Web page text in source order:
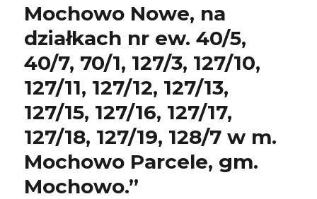
Mochowo Nowe, na
działkach nr ew. 40/5,
40/7, 70/1, 127/3, 127/10,
127/11, 127/12, 127/13,
127/15, 127/16, 127/17,
127/18, 127/19, 128/7 w m.
Mochowo Parcele, gm.
Mochowo.”